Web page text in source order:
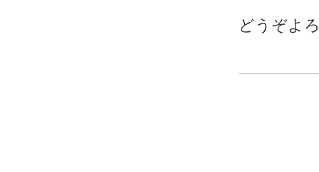
どうぞよ